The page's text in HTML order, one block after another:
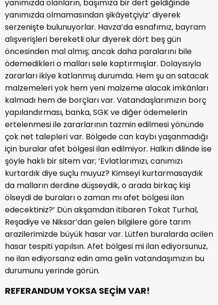
yanımızda olanların, başımıza bir dert geldiğinde
yanımızda olmamasından şikâyetçiyiz’ diyerek
serzenişte bulunuyorlar. Havza’da esnafımız, bayram
alışverişleri bereketli olur diyerek dört beş gün
öncesinden mal almış; ancak daha paralarını bile
ödemedikleri o malları sele kaptırmışlar. Dolayısıyla
zararları ikiye katlanmış durumda. Hem şu an satacak
malzemeleri yok hem yeni malzeme alacak imkânları
kalmadı hem de borçları var. Vatandaşlarımızın borç
yapılandırması, banka, SGK ve diğer ödemelerin
ertelenmesi ile zararlarının tazmin edilmesi yönünde
çok net talepleri var. Bölgede can kaybı yaşanmadığı
için buralar afet bölgesi ilan edilmiyor. Halkın dilinde ise
şöyle haklı bir sitem var; ‘Evlatlarımızı, canımızı
kurtardık diye suçlu muyuz? Kimseyi kurtarmasaydık
da malların derdine düşseydik, o arada birkaç kişi
ölseydi de buraları o zaman mı afet bölgesi ilan
edecektiniz?’ Dün akşamdan itibaren Tokat Turhal,
Reşadiye ve Niksar’dan gelen bilgilere göre tarım
arazilerimizde büyük hasar var. Lütfen buralarda acilen
hasar tespiti yapılsın. Afet bölgesi mi ilan ediyorsunuz,
ne ilan ediyorsanız edin ama gelin vatandaşımızın bu
durumunu yerinde görün.
REFERANDUM YOKSA SEÇİM VAR!